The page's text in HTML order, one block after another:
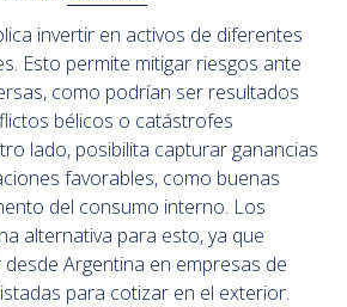
invertir en activos de diferentes
Esto permite mitigar riesgos ante
como podrían ser resultados
bélicos o catástrofes
lado, posibilita capturar ganancias
favorables, como buenas
del consumo interno. Los
alternativa para esto, ya que
Argentina en empresas de
para cotizar en el exterior.